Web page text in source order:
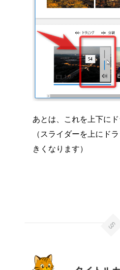
あとは、これを上下に
（スライダーを上にド
きくなります）